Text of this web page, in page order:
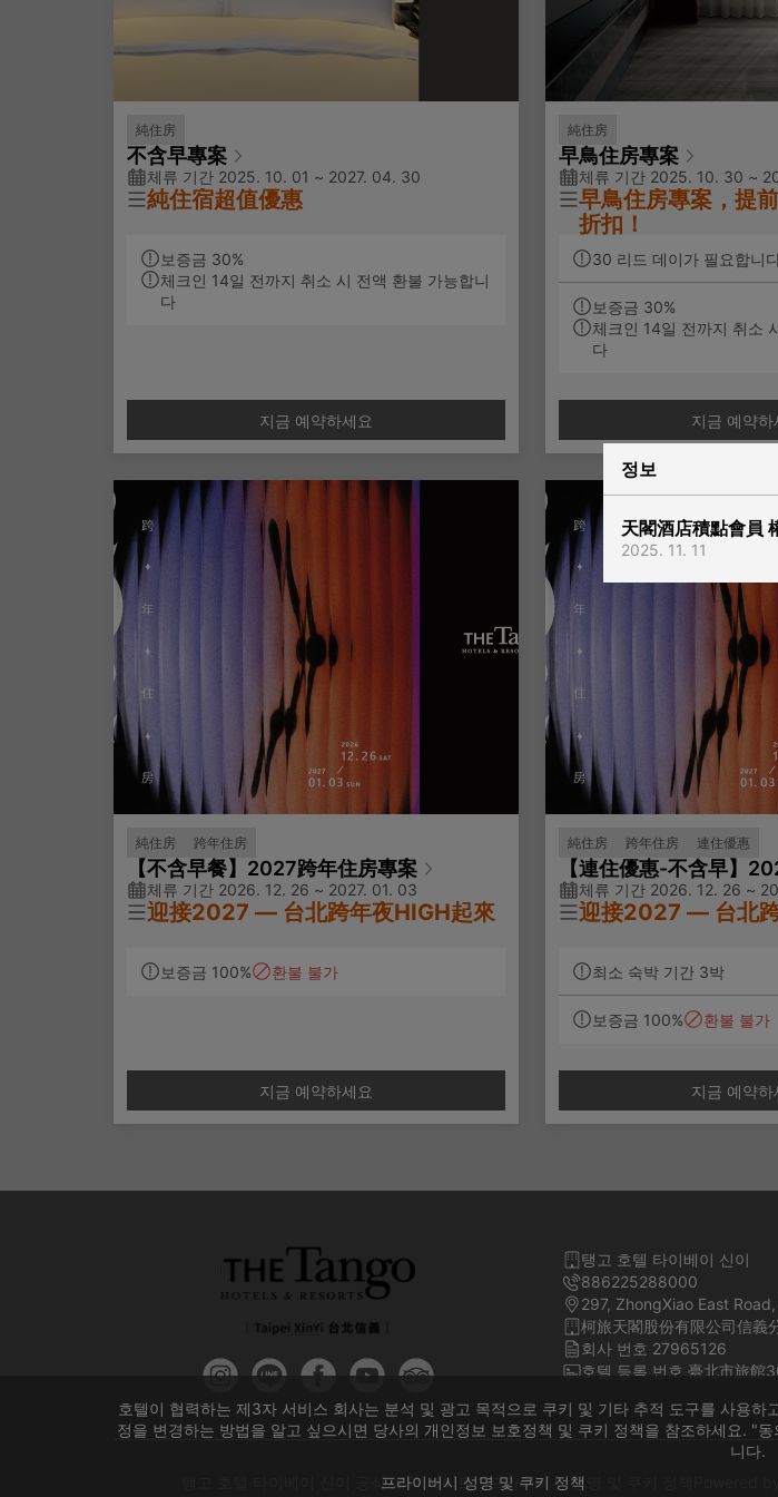
純住房
不含早專案
체류 기간 2025. 10. 01 ~ 2027. 04. 30
純住宿超值優惠
天閣酒店不含早餐住房專案。
限量精選，即刻預訂!
보증금 30%
체크인 14일 전까지 취소 시 전액 환불 가능합니
다
지금 예약하세요
純住房
早鳥住房專案
체류 기간 2025. 10. 30 ~
早鳥住房專案，提
折扣！
不含早餐住房專案。
✨專案說明：
免費使用房內MINI BAR
30 리드 데이가 필요합니
보증금 30%
체크인 14일 전까지 취소
다
지금 예약하
純住房 跨年住房
【不含早餐】2027跨年住房專案
체류 기간 2026. 12. 26 ~ 2027. 01. 03
迎接2027 — 台北跨年夜HIGH起來
✨專案說明：
跨年全額預付優惠專案，訂房恕無法取消或
보증금 100% 환불 불가
지금 예약하세요
純住房 跨年住房 連住優惠
【連住優惠-不含早】
체류 기간 2026. 12. 26 ~
迎接2027 — 台北
※ 本專案需連續入住3晚(
各日期所顯示之房價為3
單晚房價。
跨年全額預付優惠專
免費使用房內MINI
최소 숙박 기간 3박
보증금 100% 환불 불가
지금 예약하
정보
天閣酒店積點會員
2025. 11. 11
호텔이 협력하는 제3자 서비스 회사는 분석 및 광고 목적으로 쿠키 및 기타 추적 도구를 사용
정을 변경하는 방법을 알고 싶으시면 당사의 개인정보 보호정책 및 쿠키 정책을 참조하세요. "
니다.
프라이버시 성명 및 쿠키 정책
탱고 호텔 타이베이 신이
886225288000
297, ZhongXiao East
柯旅天閣股份有限公司信義
회사 번호 27965126
호텔 등록 번호 臺北市旅館
탱고 호텔 타이베이 신이 공식 예약 사이트｜프라이버시 성명 및 쿠키 정책